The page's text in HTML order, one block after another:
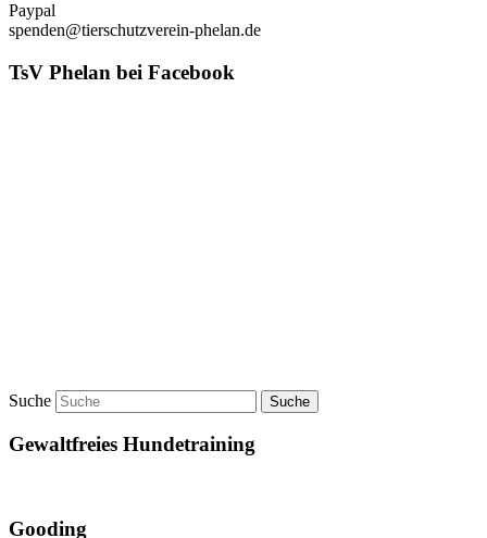
Paypal
spenden@tierschutzverein-phelan.de
TsV Phelan bei Facebook
Suche
Gewaltfreies Hundetraining
Gooding